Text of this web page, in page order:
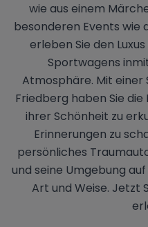
wie aus einem
besonderen Events wie
erleben Sie den
Sportwagens
Atmosphäre. Mit
Friedberg haben Sie die
ihrer Schönheit zu
Erinnerungen zu
persönliches
und seine Umgebung
Art und Weise. Jetzt